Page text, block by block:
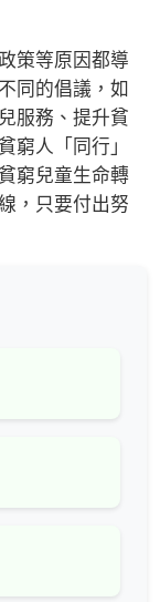
策等原因都導
同的倡議，如
服務、提升貧
窮人「同行」
窮兒童生命轉
，只要付出努